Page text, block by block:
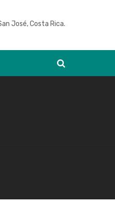
José, Costa Rica.